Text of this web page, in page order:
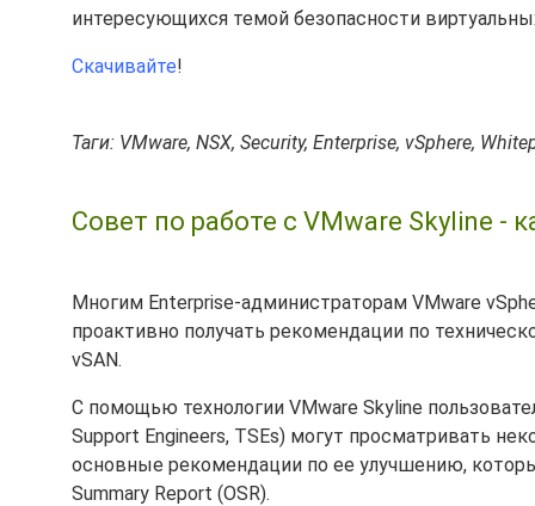
интересующихся темой безопасности
Скачивайте!
Таги: VMware, NSX, Security, Enterprise, vSphere,
Совет по работе с VMware Skyline
Многим Enterprise-администраторам VMware
проактивно получать рекомендации по
vSAN.
С помощью технологии VMware Skyline
Support Engineers, TSEs) могут просматривать
основные рекомендации по ее улучшению,
Summary Report (OSR).